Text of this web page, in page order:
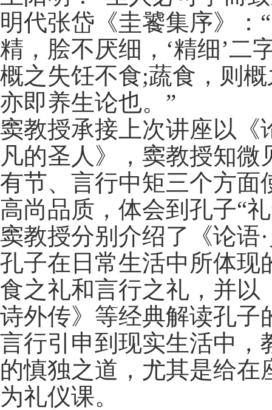
明代张岱《圭饕集序》：
精，脍不厌细，‘精细’二
概之失饪不食;蔬食，则
亦即养生论也。”
窦教授承接上次讲座以《
凡的圣人》，窦教授知
有节、言行中矩三个方面
高尚品质，体会到孔子“
窦教授分别介绍了《论语
孔子在日常生活中所体现
食之礼和言行之礼，并以
诗外传》等经典解读孔子
言行引申到现实生活中，
的慎独之道，尤其是给
为礼仪课。